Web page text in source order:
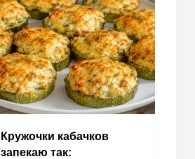
Кружочки кабачков
запекаю так: